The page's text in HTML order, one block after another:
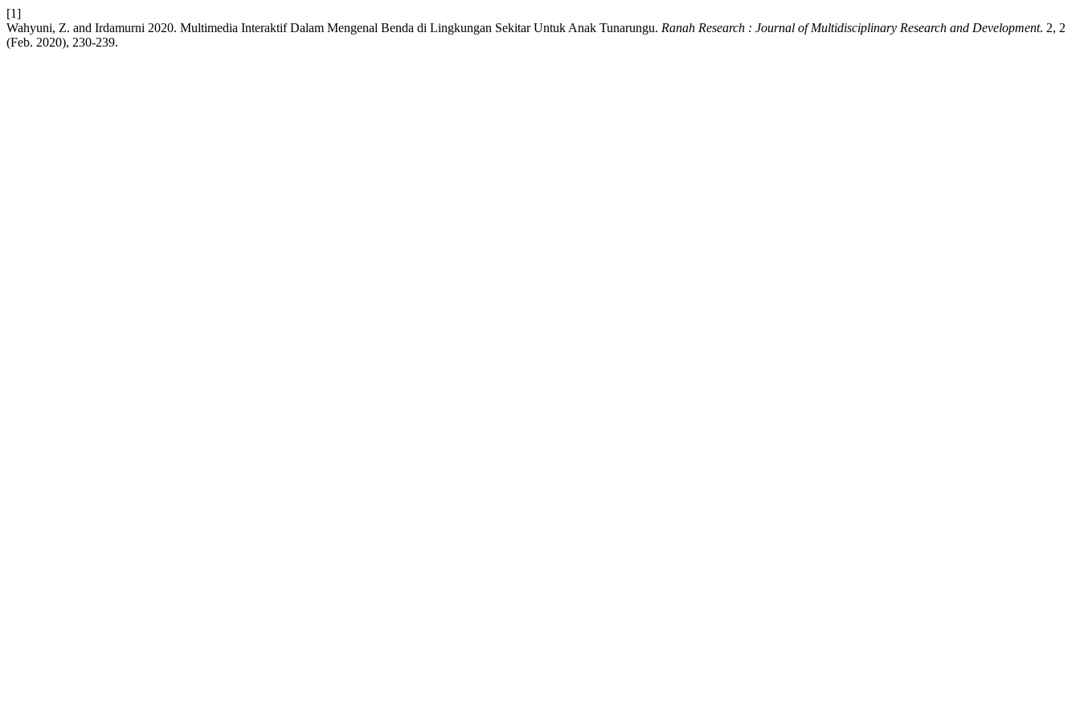
[1]
Wahyuni, Z. and Irdamurni 2020. Multimedia Interaktif Dalam Mengenal Benda di Lingkungan Sekitar Untuk Anak Tunarungu. Ranah Research : Journal of Multidisciplinary Research and Development. 2, 2
(Feb. 2020), 230-239.